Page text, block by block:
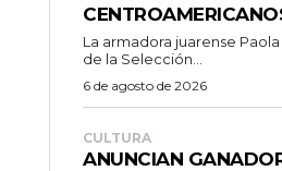
La armadora juarense
de la Selección...
6 de agosto de 2026
CULTURA
ANUNCIAN